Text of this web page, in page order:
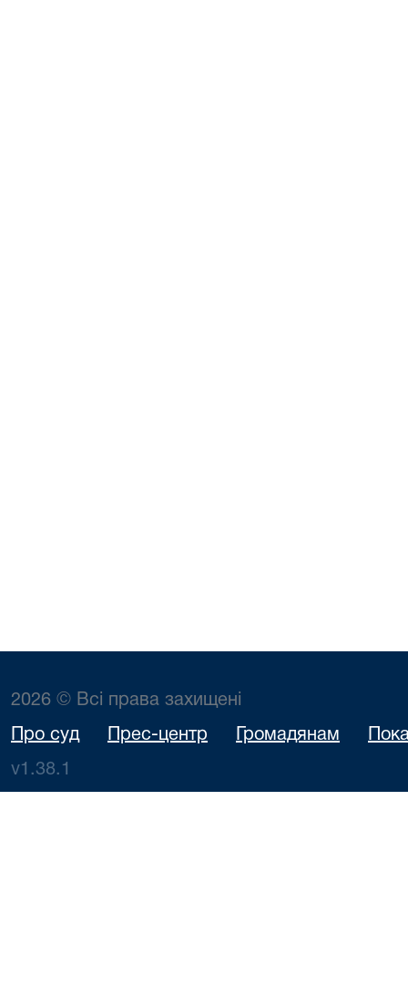
2026 © Всі права захищені
Про суд Прес-центр Громадянам
v1.38.1